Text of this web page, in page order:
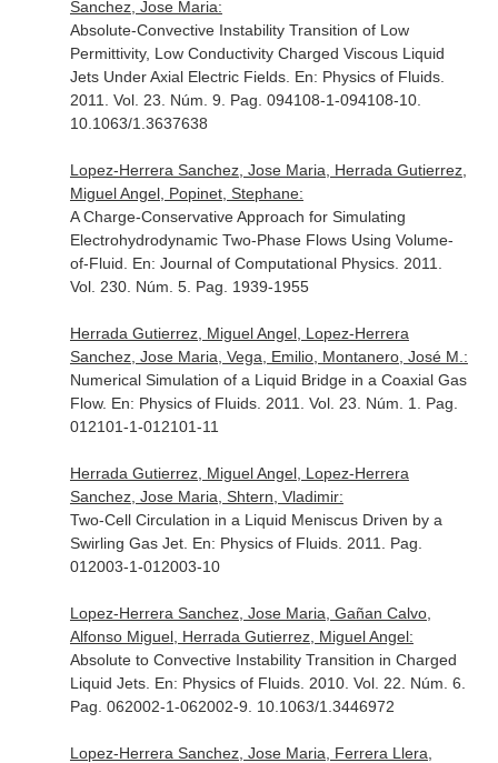
Sanchez, Jose Maria:
Absolute-Convective Instability Transition of Low
Permittivity, Low Conductivity Charged Viscous Liquid
Jets Under Axial Electric Fields. En: Physics of Fluids.
2011. Vol. 23. Núm. 9. Pag. 094108-1-094108-10.
10.1063/1.3637638
Lopez-Herrera Sanchez, Jose Maria, Herrada Gutierrez,
Miguel Angel, Popinet, Stephane:
A Charge-Conservative Approach for Simulating
Electrohydrodynamic Two-Phase Flows Using Volume-
of-Fluid. En: Journal of Computational Physics. 2011.
Vol. 230. Núm. 5. Pag. 1939-1955
Herrada Gutierrez, Miguel Angel, Lopez-Herrera
Sanchez, Jose Maria, Vega, Emilio, Montanero, José M.:
Numerical Simulation of a Liquid Bridge in a Coaxial Gas
Flow. En: Physics of Fluids. 2011. Vol. 23. Núm. 1. Pag.
012101-1-012101-11
Herrada Gutierrez, Miguel Angel, Lopez-Herrera
Sanchez, Jose Maria, Shtern, Vladimir:
Two-Cell Circulation in a Liquid Meniscus Driven by a
Swirling Gas Jet. En: Physics of Fluids. 2011. Pag.
012003-1-012003-10
Lopez-Herrera Sanchez, Jose Maria, Gañan Calvo,
Alfonso Miguel, Herrada Gutierrez, Miguel Angel:
Absolute to Convective Instability Transition in Charged
Liquid Jets. En: Physics of Fluids. 2010. Vol. 22. Núm. 6.
Pag. 062002-1-062002-9. 10.1063/1.3446972
Lopez-Herrera Sanchez, Jose Maria, Ferrera Llera,